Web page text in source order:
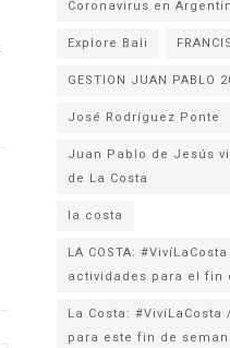
Coronavirus en
Explore Bali
GESTION JUAN PABLO
José Rodríguez Ponte
Juan Pablo de Jesús
la costa
LA COSTA:
actividades para el fin
La Costa:
para este fin de